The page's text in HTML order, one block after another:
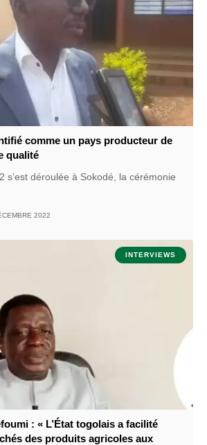
comme un pays producteur de
qualité
s’est déroulée à Sokodé, la cérémonie
2022
INTERVIEWS
: « L’État togolais a facilité
des produits agricoles aux